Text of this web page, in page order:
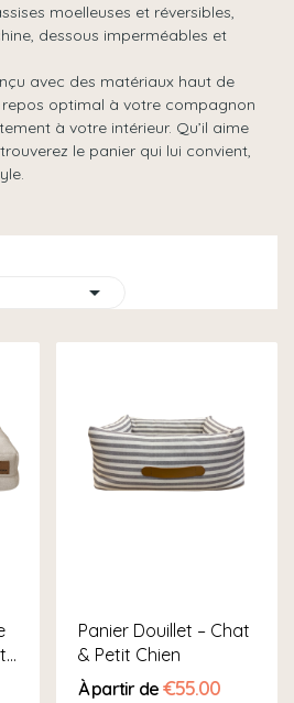
moelleuses et réversibles,
dessous imperméables et
avec des matériaux haut de
optimal à votre compagnon
à votre intérieur. Qu’il aime
le panier qui lui convient,

Panier Douillet – Chat
& Petit Chien
À partir de €55.00